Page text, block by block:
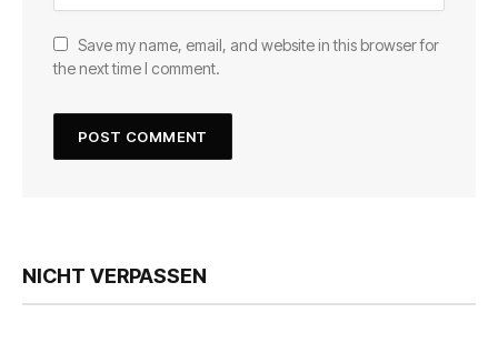
Save my name, email, and website in this browser for
the next time I comment.
NICHT VERPASSEN